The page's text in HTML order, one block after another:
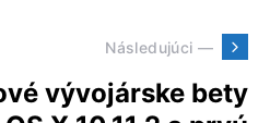
Následujúci —
vývojárske bety